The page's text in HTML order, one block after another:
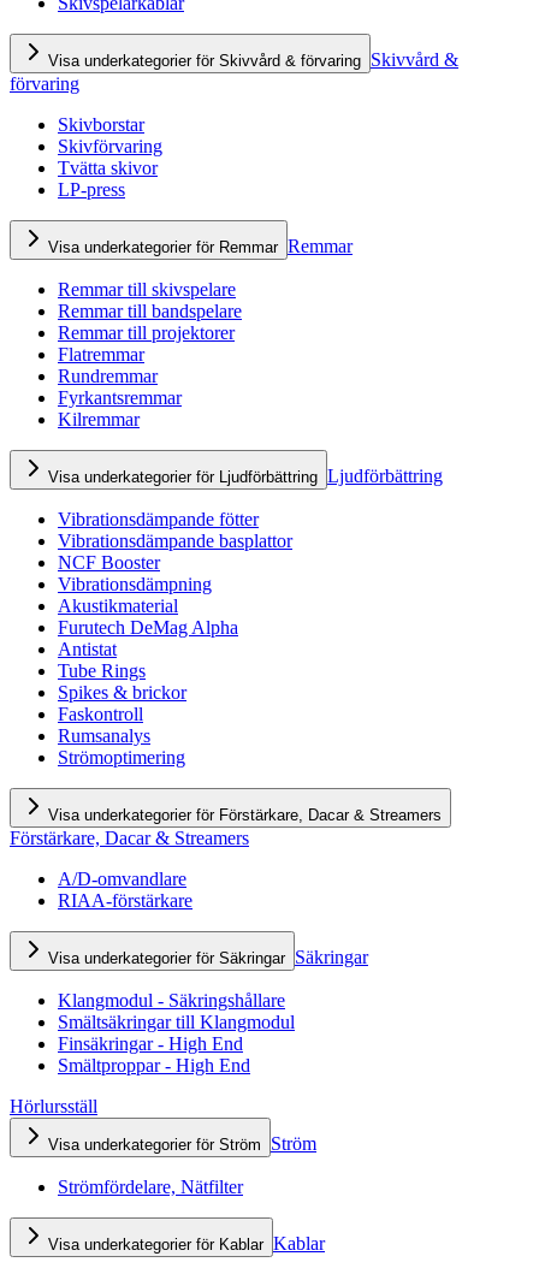
Visa underkategorier för Skivvård & förvaring Skivvård &
förvaring
Skivborstar
Skivförvaring
Tvätta skivor
LP-press
Visa underkategorier för Remmar Remmar
Remmar till skivspelare
Remmar till bandspelare
Remmar till projektorer
Flatremmar
Rundremmar
Fyrkantsremmar
Kilremmar
Visa underkategorier för Ljudförbättring Ljudförbättring
Vibrationsdämpande fötter
Vibrationsdämpande basplattor
NCF Booster
Vibrationsdämpning
Akustikmaterial
Furutech DeMag Alpha
Antistat
Tube Rings
Spikes & brickor
Faskontroll
Rumsanalys
Strömoptimering
Visa underkategorier för Förstärkare, Dacar & Streamers
Förstärkare, Dacar & Streamers
A/D-omvandlare
RIAA-förstärkare
Visa underkategorier för Säkringar Säkringar
Klangmodul - Säkringshållare
Smältsäkringar till Klangmodul
Finsäkringar - High End
Smältproppar - High End
Hörlursställ
Visa underkategorier för Ström Ström
Strömfördelare, Nätfilter
Visa underkategorier för Kablar Kablar